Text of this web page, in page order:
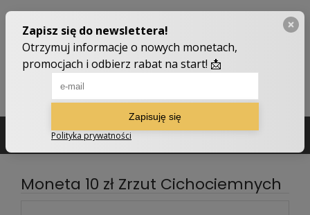
Moneta 10 zł Zrzut Cichociemnych